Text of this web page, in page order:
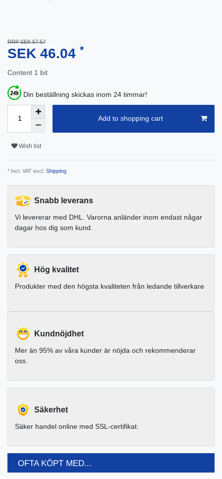
RRP SEK 57.57
SEK 46.04 *
Content 1 bit
Din beställning skickas inom 24 timmar!
Add to shopping cart
Wish list
* Incl. VAT excl. Shipping
Snabb leverans
Vi levererar med DHL. Varorna anländer inom endast någar
dagar hos dig som kund.
Hög kvalitet
Produkter med den högsta kvaliteten från ledande tillverkare
Kundnöjdhet
Mer än 95% av våra kunder är nöjda och rekommenderar
oss.
Säkerhet
Säker handel online med SSL-certifikat.
OFTA KÖPT MED...